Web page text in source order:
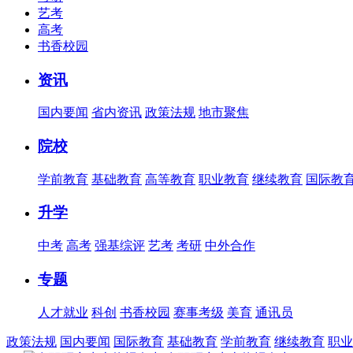
艺考
高考
书香校园
资讯
国内要闻 省内资讯 政策法规 地市聚焦
院校
学前教育 基础教育 高等教育 职业教育 继续教育 国际教
升学
中考 高考 强基综评 艺考 考研 中外合作
专题
人才就业 科创 书香校园 赛事考级 美育 通讯员
政策法规 国内要闻 国际教育 基础教育 学前教育 继续教育 职